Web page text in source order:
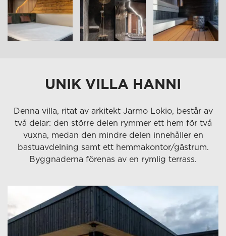
UNIK VILLA HANNI
Denna villa, ritat av arkitekt Jarmo Lokio, består av
två delar: den större delen rymmer ett hem för två
vuxna, medan den mindre delen innehåller en
bastuavdelning samt ett hemmakontor/gästrum.
Byggnaderna förenas av en rymlig terrass.